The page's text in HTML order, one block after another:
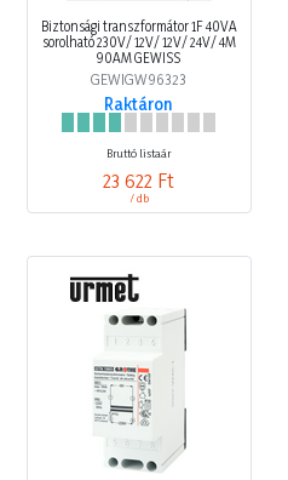
Biztonsági transzformátor 1F 40VA
sorolható 230V/ 12V/ 12V/ 24V/ 4M
90AM GEWISS
GEWIGW96323
Raktáron
Bruttó listaár
23 622 Ft
/ db